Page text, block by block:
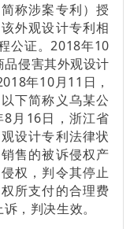
称涉案专利）授
外观设计专利相
公证。2018年10
侵害其外观设计
年10月11日，
下简称义乌某公
月16日，浙江省
设计专利法律状
售的被诉侵权产
权，判令其停止
所支付的合理费
，判决生效。